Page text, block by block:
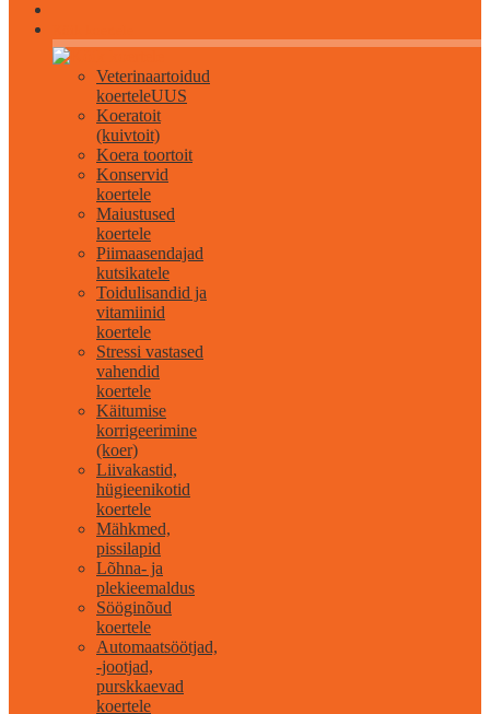
Veterinaartoidud
koerteleUUS
Koeratoit
(kuivtoit)
Koera toortoit
Konservid
koertele
Maiustused
koertele
Piimaasendajad
kutsikatele
Toidulisandid ja
vitamiinid
koertele
Stressi vastased
vahendid
koertele
Käitumise
korrigeerimine
(koer)
Liivakastid,
hügieenikotid
koertele
Mähkmed,
pissilapid
Lõhna- ja
plekieemaldus
Sööginõud
koertele
Automaatsöötjad,
-jootjad,
purskkaevad
koertele